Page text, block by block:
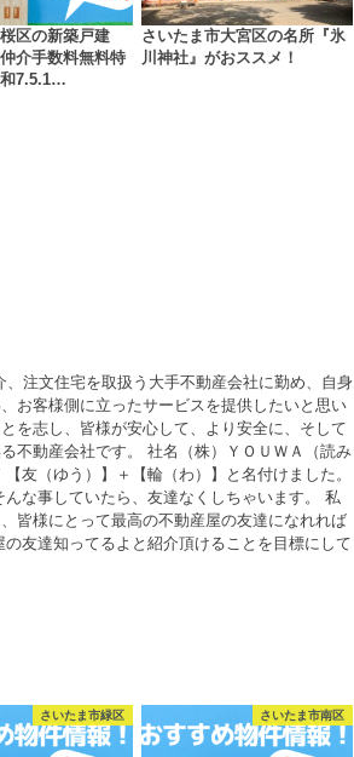
区の新築戸建
手数料無料特
7.5.1…
さいたま市大宮区の名所『氷
川神社』がおススメ！
注文住宅を取扱う大手不動産会社に勤め、自身
お客様側に立ったサービスを提供したいと思い
を志し、皆様が安心して、より安全に、そして
不動産会社です。 社名（株）ＹＯＵＷＡ（読み
友（ゆう）】＋【輪（わ）】と名付けました。
な事していたら、友達なくしちゃいます。 私
皆様にとって最高の不動産屋の友達になれれば
友達知ってるよと紹介頂けることを目標にして
さいたま市緑区 さいたま市南区